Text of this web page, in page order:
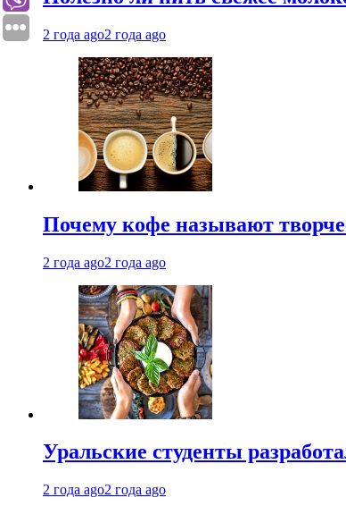
2 года ago2 года ago
Почему кофе называют
2 года ago2 года ago
Уральские студенты
2 года ago2 года ago